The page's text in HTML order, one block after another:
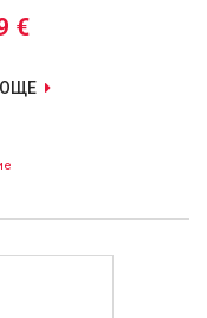
€
ОЩЕ